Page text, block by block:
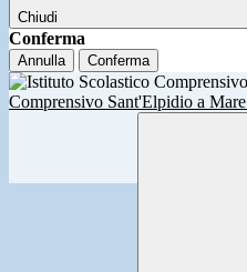
Chiudi
Conferma
Annulla Conferma
Comprensivo Sant'Elpidio a Mare